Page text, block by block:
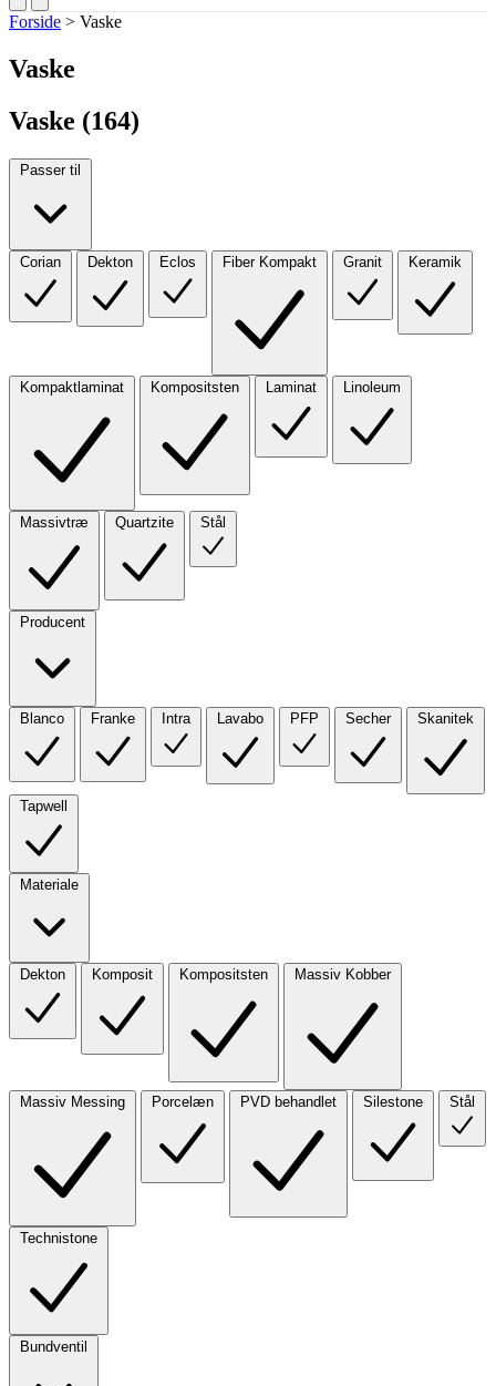
Forside > Vaske
Vaske
Vaske (164)
Passer til
Corian Dekton Eclos Fiber Kompakt Granit Keramik
Kompaktlaminat Kompositsten Laminat Linoleum
Massivtræ Quartzite Stål
Producent
Blanco Franke Intra Lavabo PFP Secher Skanitek
Tapwell
Materiale
Dekton Komposit Kompositsten Massiv Kobber
Massiv Messing Porcelæn PVD behandlet Silestone Stål
Technistone
Bundventil